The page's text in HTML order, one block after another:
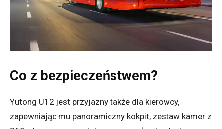
Co z bezpieczeństwem?
Yutong U12 jest przyjazny także dla kierowcy,
zapewniając mu panoramiczny kokpit, zestaw kamer z